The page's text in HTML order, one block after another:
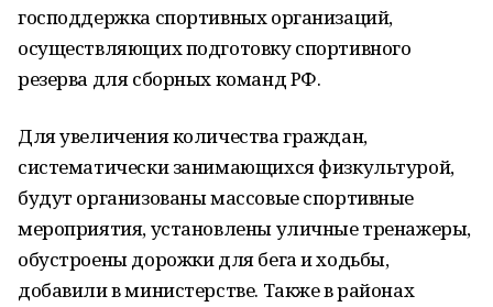
господдержка спортивных организаций,
осуществляющих подготовку спортивного
резерва для сборных команд РФ.
Для увеличения количества граждан,
систематически занимающихся физкультурой,
будут организованы массовые спортивные
мероприятия, установлены уличные тренажеры,
обустроены дорожки для бега и ходьбы,
добавили в министерстве. Также в районах